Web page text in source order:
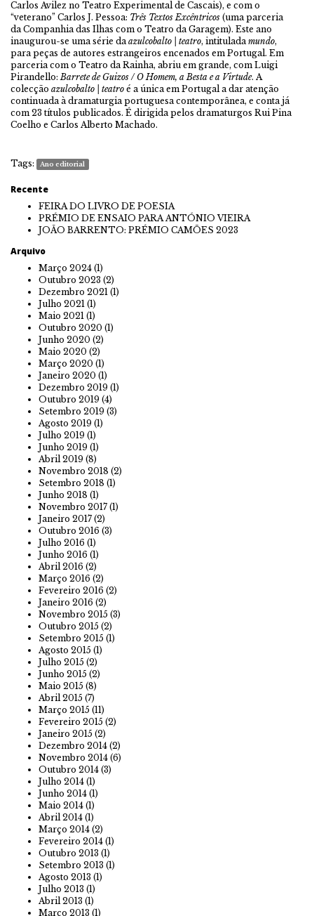
Carlos Avilez no Teatro Experimental de Cascais), e com o
“veterano” Carlos J. Pessoa: Três Textos Excêntricos (uma parceria
da Companhia das Ilhas com o Teatro da Garagem). Este ano
inaugurou-se uma série daazulcobalto | teatro, intituladamundo,
para peças de autores estrangeiros encenados em Portugal. Em
parceria com o Teatro da Rainha, abriu em grande, com Luigi
Pirandello:Barrete de Guizos / O Homem, a Besta e a Virtude. A
colecção azulcobalto | teatro é a única em Portugal a dar atenção
continuada à dramaturgia portuguesa contemporânea, e conta já
com 23 títulos publicados. É dirigida pelos dramaturgos Rui Pina
Coelho e Carlos Alberto Machado.
Tags: Ano editorial
Recente
FEIRA DO LIVRO DE POESIA
PRÉMIO DE ENSAIO PARA ANTÓNIO VIEIRA
JOÃO BARRENTO: PRÉMIO CAMÕES 2023
Arquivo
Março 2024 (1)
Outubro 2023 (2)
Dezembro 2021 (1)
Julho 2021 (1)
Maio 2021 (1)
Outubro 2020 (1)
Junho 2020 (2)
Maio 2020 (2)
Março 2020 (1)
Janeiro 2020 (1)
Dezembro 2019 (1)
Outubro 2019 (4)
Setembro 2019 (3)
Agosto 2019 (1)
Julho 2019 (1)
Junho 2019 (1)
Abril 2019 (8)
Novembro 2018 (2)
Setembro 2018 (1)
Junho 2018 (1)
Novembro 2017 (1)
Janeiro 2017 (2)
Outubro 2016 (3)
Julho 2016 (1)
Junho 2016 (1)
Abril 2016 (2)
Março 2016 (2)
Fevereiro 2016 (2)
Janeiro 2016 (2)
Novembro 2015 (3)
Outubro 2015 (2)
Setembro 2015 (1)
Agosto 2015 (1)
Julho 2015 (2)
Junho 2015 (2)
Maio 2015 (8)
Abril 2015 (7)
Março 2015 (11)
Fevereiro 2015 (2)
Janeiro 2015 (2)
Dezembro 2014 (2)
Novembro 2014 (6)
Outubro 2014 (3)
Julho 2014 (1)
Junho 2014 (1)
Maio 2014 (1)
Abril 2014 (1)
Março 2014 (2)
Fevereiro 2014 (1)
Outubro 2013 (1)
Setembro 2013 (1)
Agosto 2013 (1)
Julho 2013 (1)
Abril 2013 (1)
Março 2013 (1)